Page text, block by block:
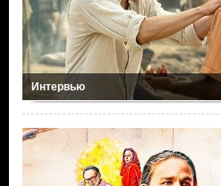
Интервью